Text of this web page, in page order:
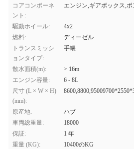
コアコンポーネ
ント:
エンジン,ギアボックス,ポ
駆動ホイール:
4x2
燃料:
ディーゼル
トランスミッシ
ョンタイプ:
手帳
散水面積(m):
> 16m
エンジン容量:
6 - 8L
尺寸 (L × W × H)
(mm):
原産地:
ハブ
車両総重量:
18000
保証:
1 年
重量 (KG):
10400のKG